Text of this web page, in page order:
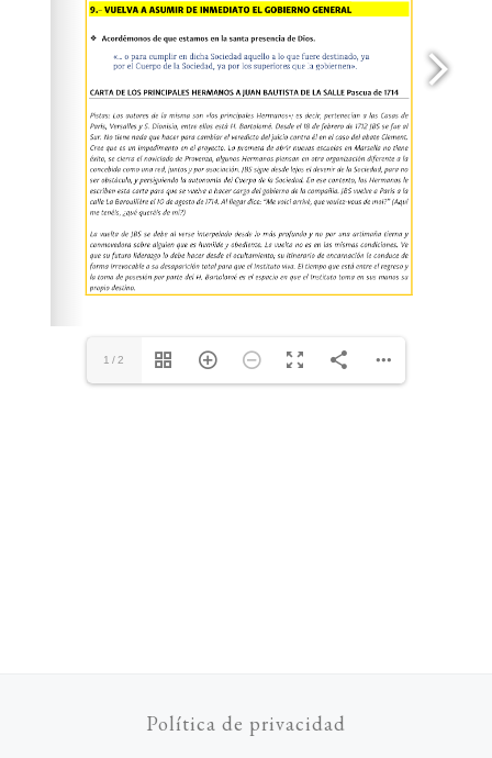
1/2
Política de privacidad